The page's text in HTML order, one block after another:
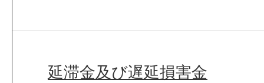
延滞金及び遅延損害金